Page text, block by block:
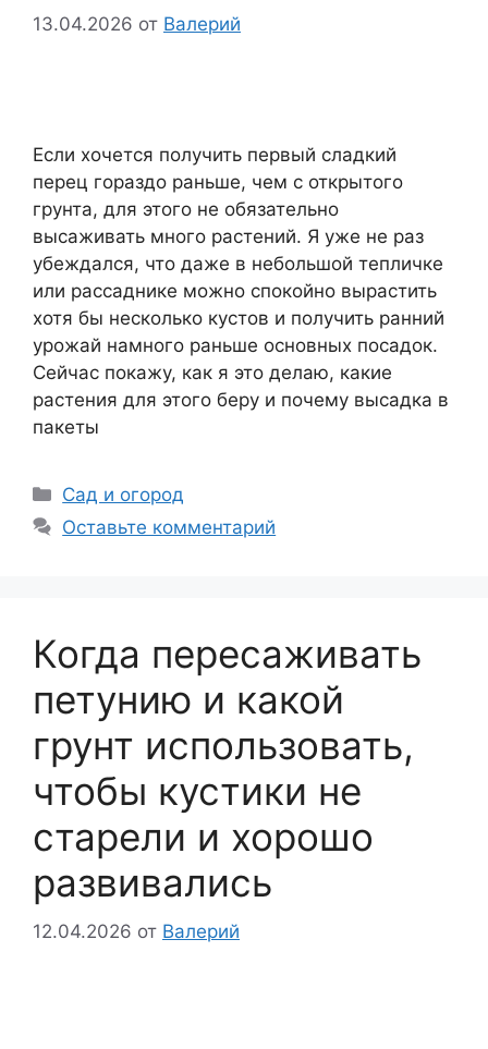
13.04.2026 от Валерий
Если хочется получить первый сладкий
перец гораздо раньше, чем с открытого
грунта, для этого не обязательно
высаживать много растений. Я уже не раз
убеждался, что даже в небольшой тепличке
или рассаднике можно спокойно вырастить
хотя бы несколько кустов и получить ранний
урожай намного раньше основных посадок.
Сейчас покажу, как я это делаю, какие
растения для этого беру и почему высадка в
пакеты
Рубрики
Сад и огород
Оставьте комментарий
Когда пересаживать
петунию и какой
грунт использовать,
чтобы кустики не
старели и хорошо
развивались
12.04.2026 от Валерий